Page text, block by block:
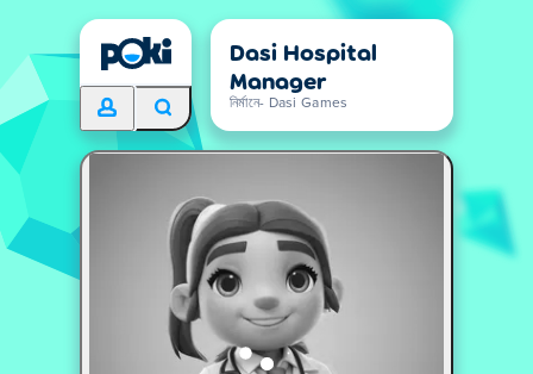
Dasi Hospital
Manager
নির্মানে- Dasi Games